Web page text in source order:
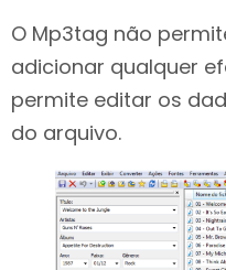
O Mp3tag não
adicionar qualquer
permite editar os
do arquivo.